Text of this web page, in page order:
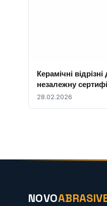
Керамічні
незалежну
28.02.2026
NOVO